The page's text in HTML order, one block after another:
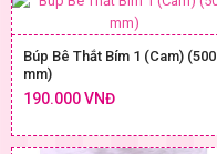
Búp Bê Thắt Bím 1 (Cam) (500
mm)
190.000 VNĐ